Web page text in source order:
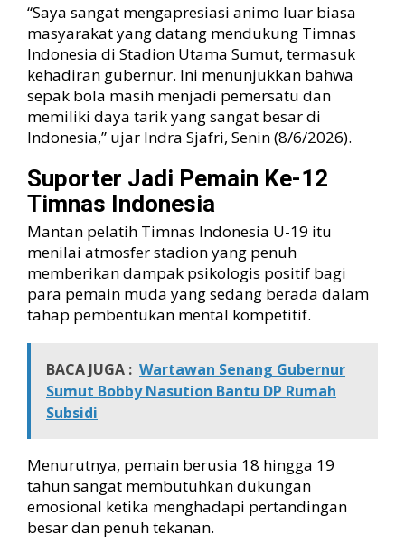
m
n
a
U
-
1
9
a
l
a
h
k
a
V
i
n
a
“Saya sangat mengapresiasi animo luar biasa
masyarakat yang datang mendukung Timnas
Indonesia di Stadion Utama Sumut, termasuk
kehadiran gubernur. Ini menunjukkan bahwa
sepak bola masih menjadi pemersatu dan
memiliki daya tarik yang sangat besar di
Indonesia,” ujar Indra Sjafri, Senin (8/6/2026).
Suporter Jadi Pemain Ke-12
Timnas Indonesia
Mantan pelatih Timnas Indonesia U-19 itu
menilai atmosfer stadion yang penuh
memberikan dampak psikologis positif bagi
para pemain muda yang sedang berada dalam
tahap pembentukan mental kompetitif.
BACA JUGA : Wartawan Senang Gubernur
Sumut Bobby Nasution Bantu DP Rumah
Subsidi
Menurutnya, pemain berusia 18 hingga 19
tahun sangat membutuhkan dukungan
emosional ketika menghadapi pertandingan
besar dan penuh tekanan.